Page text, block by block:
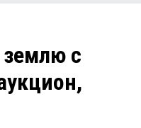
Рейтинги
Блоги
землю с